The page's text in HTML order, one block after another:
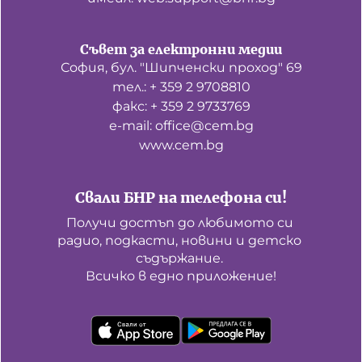
Свали БНР на телефона си!
Получи достъп до любимото си
радио, подкасти, новини и детско
съдържание.
Всичко в едно приложение!
Съвет за електронни медии
София, бул. "Шипченски проход" 69
тел.: + 359 2 9708810
факс: + 359 2 9733769
е-mail: office@cem.bg
www.cem.bg